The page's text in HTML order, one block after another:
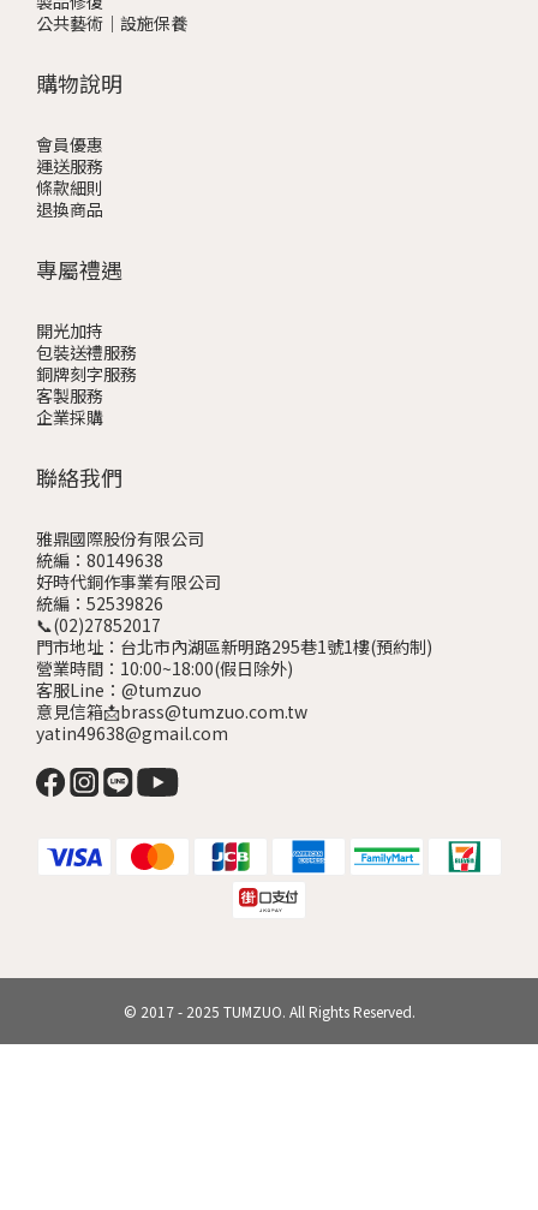
公共藝術｜設施保養
購物說明
會員優惠
運送服務
條款細則
退換商品
專屬禮遇
開光加持
包裝送禮服務
銅牌刻字服務
客製服務
企業採購
聯絡我們
雅鼎國際股份有限公司
統編：80149638
好時代銅作事業有限公司
統編：52539826
📞(02)27852017
門市地址：台北市內湖區新明路295巷1號1樓(預約制)
營業時間：10:00~18:00(假日除外)
客服Line：@tumzuo
意見信箱📩brass@tumzuo.com.tw
yatin49638@gmail.com
© 2017 - 2025 TUMZUO. All Rights Reserved.